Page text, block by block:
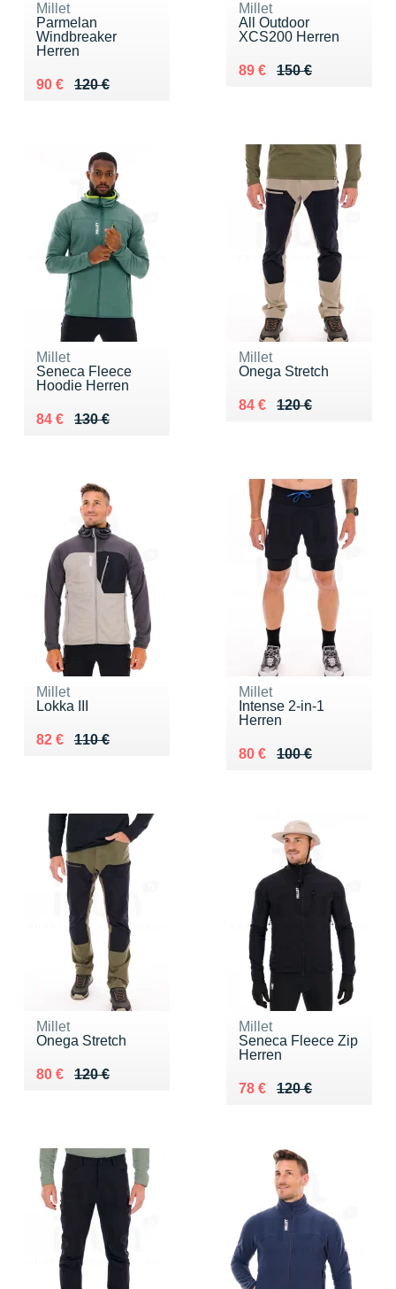
Millet
Parmelan
Windbreaker
Herren
120 €
Au lieu de 120 €
90 €
Vendu 90 €
Millet
All Outdoor
XCS200 Herren
150 €
Au lieu de 150 €
89 €
Vendu 89 €
Millet
Seneca Fleece
Hoodie Herren
130 €
Au lieu de 130 €
84 €
Vendu 84 €
Millet
Onega Stretch
120 €
Au lieu de 120 €
84 €
Vendu 84 €
Millet
Lokka III
110 €
Au lieu de 110 €
82 €
Vendu 82 €
Millet
Intense 2-in-1
Herren
100 €
Au lieu de 100 €
80 €
Vendu 80 €
Millet
Onega Stretch
120 €
Au lieu de 120 €
80 €
Vendu 80 €
Millet
Seneca Fleece Zip
Herren
120 €
Au lieu de 120 €
78 €
Vendu 78 €